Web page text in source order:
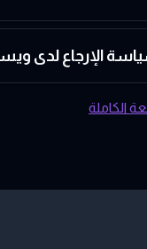
الإرجاع لدى
الكاملة